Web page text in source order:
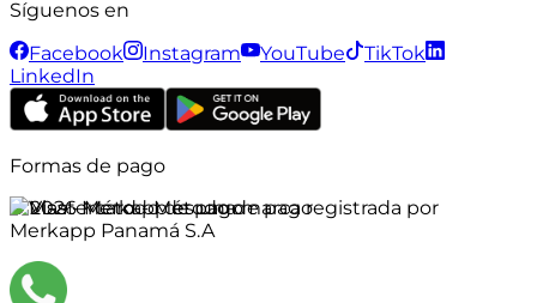
Síguenos en
Facebook
Instagram YouTube
TikTok
LinkedIn
Formas de pago
©2026Merkapp es una marca registrada por
Merkapp Panamá S.A